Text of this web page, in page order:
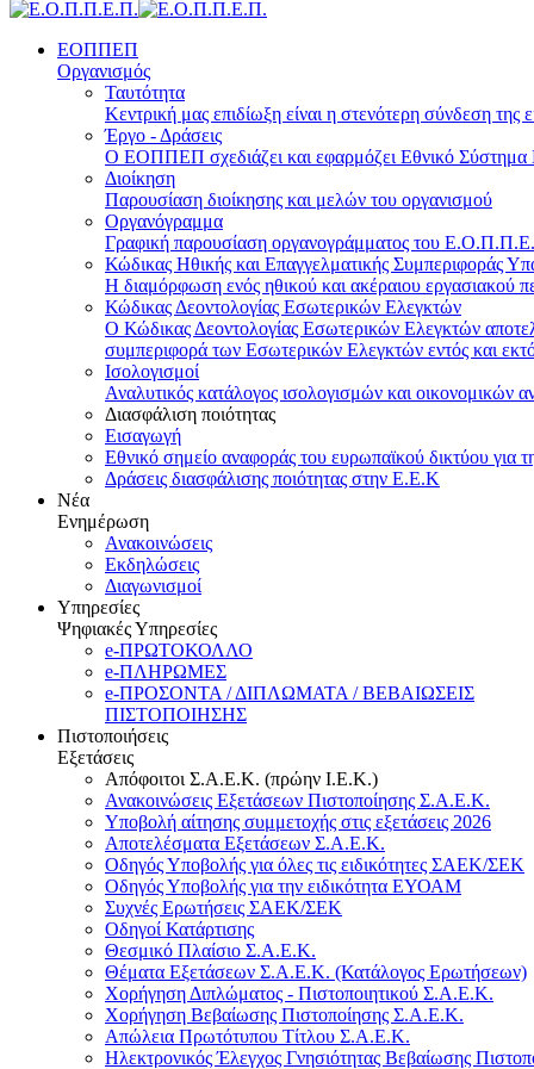
ΕΟΠΠΕΠ
Οργανισμός
Ταυτότητα
Κεντρική μας επιδίωξη είναι η στενότερη σύνδεση της
Έργο - Δράσεις
Ο ΕΟΠΠΕΠ σχεδιάζει και εφαρμόζει Eθνικό Σύστημα
Διοίκηση
Παρουσίαση διοίκησης και μελών του οργανισμού
Οργανόγραμμα
Γραφική παρουσίαση οργανογράμματος του
Κώδικας Ηθικής και Επαγγελματικής Συμπεριφοράς
Η διαμόρφωση ενός ηθικού και ακέραιου εργασιακού
Κώδικας Δεοντολογίας Εσωτερικών Ελεγκτών
Ο Κώδικας Δεοντολογίας Εσωτερικών Ελεγκτών
συμπεριφορά των Εσωτερικών Ελεγκτών εντός και
Ισολογισμοί
Αναλυτικός κατάλογος ισολογισμών και οικονομικών
Διασφάλιση ποιότητας
Εισαγωγή
Εθνικό σημείο αναφοράς του ευρωπαϊκού δικτύου για
Δράσεις διασφάλισης ποιότητας στην Ε.Ε.Κ
Νέα
Ενημέρωση
Ανακοινώσεις
Εκδηλώσεις
Διαγωνισμοί
Υπηρεσίες
Ψηφιακές Υπηρεσίες
e-ΠΡΩΤΟΚΟΛΛΟ
e-ΠΛΗΡΩΜΕΣ
e-ΠΡΟΣΟΝΤΑ / ΔΙΠΛΩΜΑΤΑ / ΒΕΒΑΙΩΣΕΙΣ
ΠΙΣΤΟΠΟΙΗΣΗΣ
Πιστοποιήσεις
Εξετάσεις
Απόφοιτοι Σ.Α.Ε.Κ. (πρώην Ι.Ε.Κ.)
Ανακοινώσεις Εξετάσεων Πιστοποίησης Σ.Α.Ε.Κ.
Υποβολή αίτησης συμμετοχής στις εξετάσεις 2026
Αποτελέσματα Εξετάσεων Σ.Α.Ε.Κ.
Οδηγός Υποβολής για όλες τις ειδικότητες ΣΑΕΚ/ΣΕΚ
Οδηγός Υποβολής για την ειδικότητα ΕΥΟΑΜ
Συχνές Ερωτήσεις ΣΑΕΚ/ΣΕΚ
Οδηγοί Κατάρτισης
Θεσμικό Πλαίσιο Σ.Α.Ε.Κ.
Θέματα Εξετάσεων Σ.Α.Ε.Κ. (Κατάλογος Ερωτήσεων)
Χορήγηση Διπλώματος - Πιστοποιητικού Σ.Α.Ε.Κ.
Χορήγηση Βεβαίωσης Πιστοποίησης Σ.Α.Ε.Κ.
Απώλεια Πρωτότυπου Τίτλου Σ.Α.Ε.Κ.
Ηλεκτρονικός Έλεγχος Γνησιότητας Βεβαίωσης